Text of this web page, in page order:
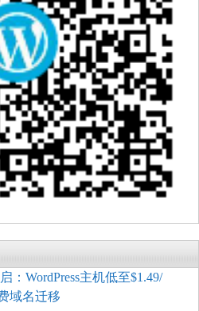
：WordPress主机低至$1.49/
域名迁移